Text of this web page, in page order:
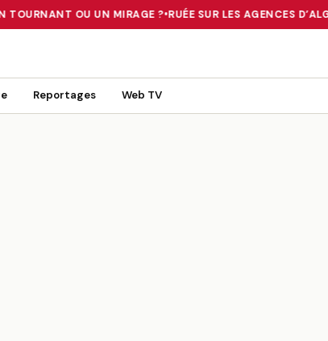
TOURNANT OU UN MIRAGE ?•RUÉE SUR LES AGENCES
OU UN MIRAGE ? • RUÉE SUR LES AGENCES
Reportages Web TV